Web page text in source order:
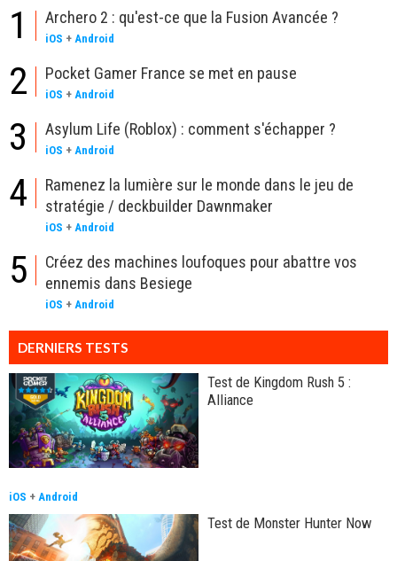
1 Archero 2 : qu'est-ce que la Fusion Avancée ?
iOS + Android
2 Pocket Gamer France se met en pause
iOS + Android
3 Asylum Life (Roblox) : comment s'échapper ?
iOS + Android
4
Ramenez la lumière sur le monde dans le jeu de
stratégie / deckbuilder Dawnmaker
iOS + Android
5
Créez des machines loufoques pour abattre vos
ennemis dans Besiege
iOS + Android
DERNIERS TESTS
Test de Kingdom Rush 5 :
Alliance
iOS + Android
Test de Monster Hunter Now